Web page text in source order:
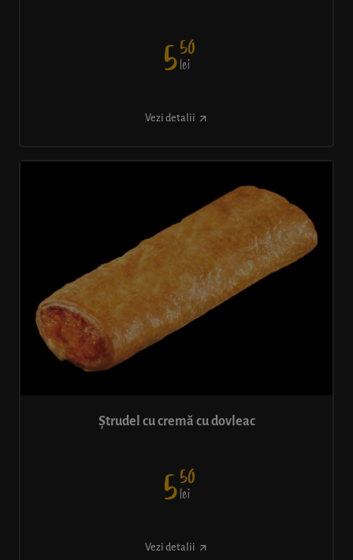
550
lei
Vezi detalii
Ștrudel cu cremă cu dovleac
550
lei
Vezi detalii